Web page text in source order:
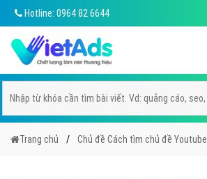
Hotline: 0964 82 6644
Trang chủ Chủ đề Cách tìm chủ đề Youtube